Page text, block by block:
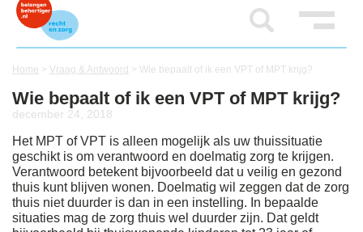
Home > Vraag & Antwoord > Wie bepaalt of ik een VPT of MPT krijg?
Wie bepaalt of ik een VPT of MPT krijg?
december 24, 2018
Het MPT of VPT is alleen mogelijk als uw thuissituatie
geschikt is om verantwoord en doelmatig zorg te krijgen.
Verantwoord betekent bijvoorbeeld dat u veilig en gezond
thuis kunt blijven wonen. Doelmatig wil zeggen dat de zorg
thuis niet duurder is dan in een instelling. In bepaalde
situaties mag de zorg thuis wel duurder zijn. Dat geldt